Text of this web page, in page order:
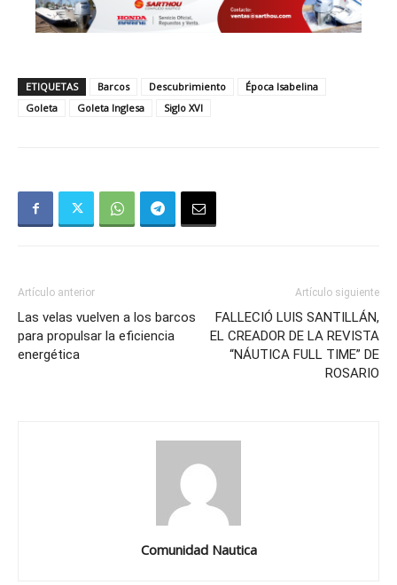
ETIQUETAS Barcos Descubrimiento
Época Isabelina
Goleta
Goleta Inglesa Siglo XVI
Artículo anterior
Las velas vuelven a los barcos
para propulsar la eficiencia
energética
Artículo siguiente
FALLECIÓ LUIS SANTILLÁN,
EL CREADOR DE LA REVISTA
“NÁUTICA FULL TIME” DE
ROSARIO
Comunidad Nautica